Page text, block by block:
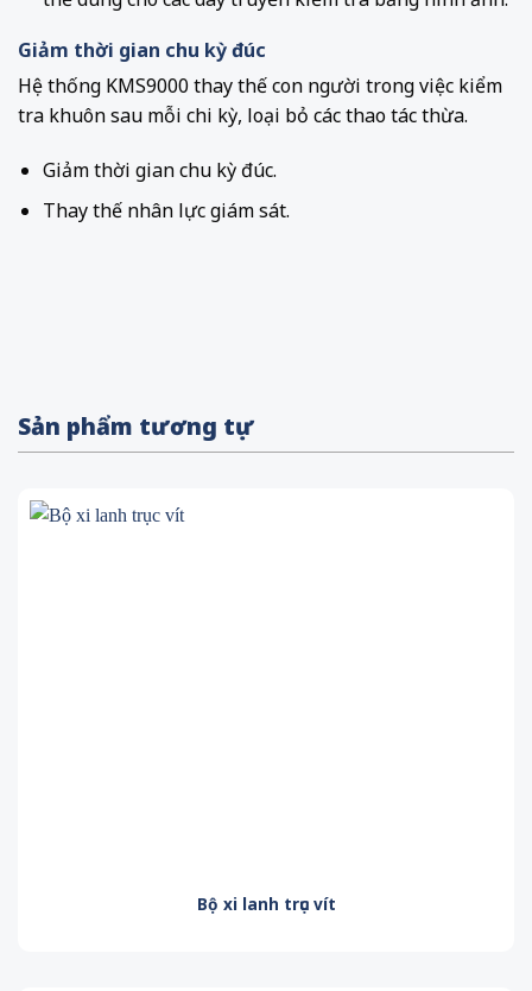
Giảm thời gian chu kỳ đúc
Hệ thống KMS9000 thay thế con người trong việc kiểm
tra khuôn sau mỗi chi kỳ, loại bỏ các thao tác thừa.
Giảm thời gian chu kỳ đúc.
Thay thế nhân lực giám sát.
Sản phẩm tương tự
Bộ xi lanh trục vít